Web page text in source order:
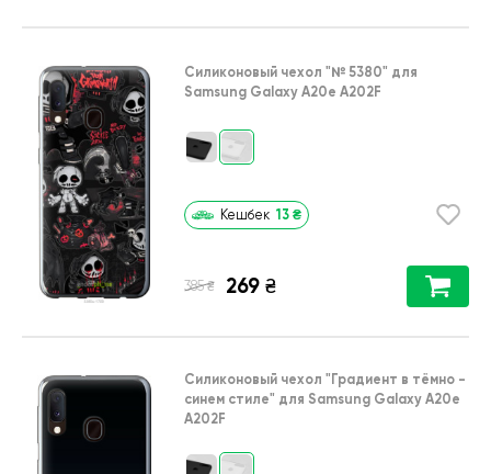
Силиконовый чехол "№ 5380" для
Samsung Galaxy A20e A202F
Кешбек 13 ₴
385 ₴ 269 ₴
Силиконовый чехол "Градиент в тёмно -
синем стиле" для Samsung Galaxy A20e
A202F